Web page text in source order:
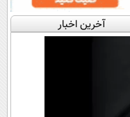
آخرین اخبار